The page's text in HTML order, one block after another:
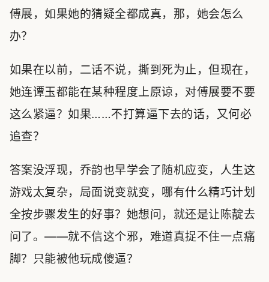
傅展，如果她的猜疑全都成真，那，她会怎么
办？
如果在以前，二话不说，撕到死为止，但现在，
她连谭玉都能在某种程度上原谅，对傅展要不要
这么紧逼？如果……不打算逼下去的话，又何必
追查？
答案没浮现，乔韵也早学会了随机应变，人生这
游戏太复杂，局面说变就变，哪有什么精巧计划
全按步骤发生的好事？她想问，就还是让陈靛去
问了。——就不信这个邪，难道真捉不住一点痛
脚？只能被他玩成傻逼？